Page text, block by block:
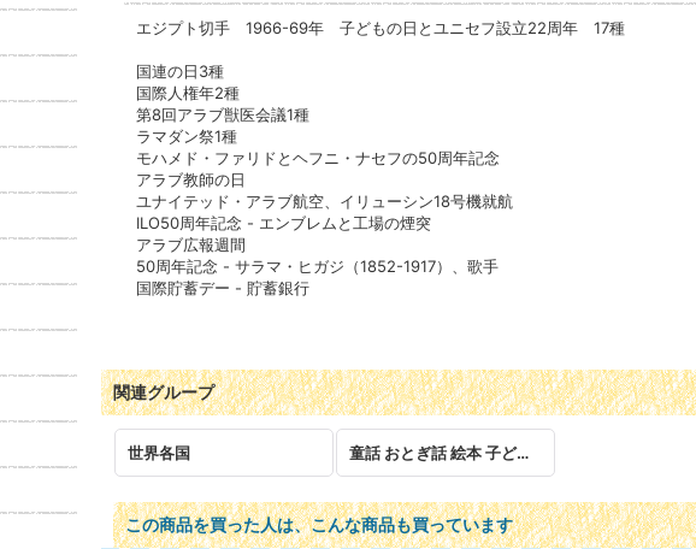
エジプト切手 1966-69年 子どもの日とユニセフ設立22周年 17種
国連の日3種
国際人権年2種
第8回アラブ獣医会議1種
ラマダン祭1種
モハメド・ファリドとヘフニ・ナセフの50周年記念
アラブ教師の日
ユナイテッド・アラブ航空、イリューシン18号機就航
ILO50周年記念 - エンブレムと工場の煙突
アラブ広報週間
50周年記念 - サラマ・ヒガジ（1852-1917）、歌手
国際貯蓄デー - 貯蓄銀行
関連グループ
世界各国 童話 おとぎ話 絵本 子ども 児童
この商品を買った人は、こんな商品も買っています